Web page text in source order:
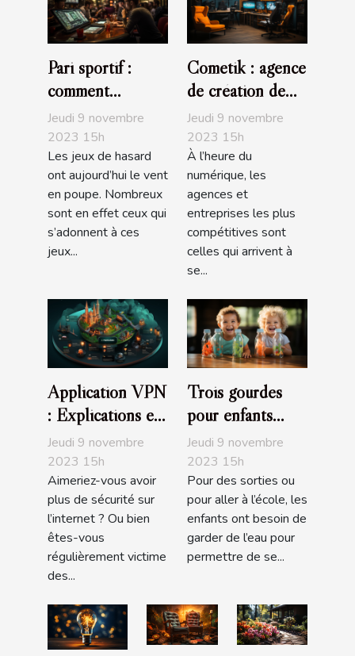
Pari sportif :
comment
maximiser vos
chances de
gagner ?
Jeudi 9 novembre
2023 15h
Les jeux de hasard
ont aujourd’hui le vent
en poupe. Nombreux
sont en effet ceux qui
s’adonnent à ces
jeux...
Cometik : agence
de création de
sites internet
Jeudi 9 novembre
2023 15h
À l’heure du
numérique, les
agences et
entreprises les plus
compétitives sont
celles qui arrivent à
se...
Application VPN
: Explications et
avantages
Jeudi 9 novembre
2023 15h
Aimeriez-vous avoir
plus de sécurité sur
l’internet ? Ou bien
êtes-vous
régulièrement victime
des...
Trois gourdes
pour enfants
recommandés
Jeudi 9 novembre
2023 15h
Pour des sorties ou
pour aller à l’école, les
enfants ont besoin de
garder de l’eau pour
permettre de se...